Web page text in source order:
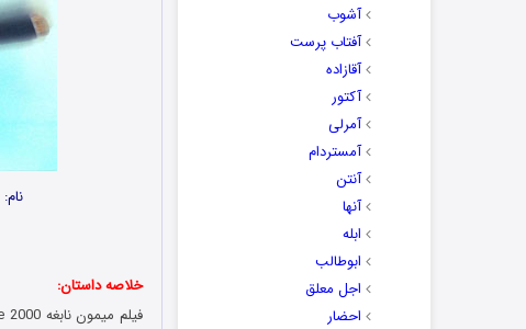
آشوب
آفتاب پرست
آقازاده
آکتور
آمرلی
آمستردام
آنتن
آنها
ابله
ابوطالب
اجل معلق
احضار
نام:
خلاصه داستان: